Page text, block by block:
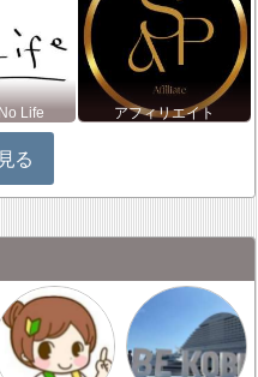
Life アフィリエイト
る